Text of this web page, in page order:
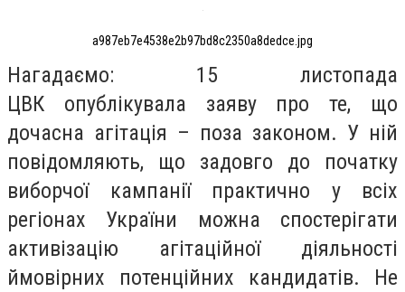
a987eb7e4538e2b97bd8c2350a8dedce.jpg
Нагадаємо: 15 листопада
ЦВК опублікувала заяву про те, що
дочасна агітація – поза законом. У ній
повідомляють, що задовго до початку
виборчої кампанії практично у всіх
регіонах України можна спостерігати
активізацію агітаційної діяльності
ймовірних потенційних кандидатів. Не